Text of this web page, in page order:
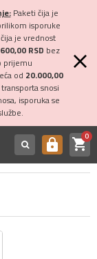
Paketi čija je
isporuke
je vrednost
600,00 RSD bez
prijemu
od 20.000,00
snosi
isporuka se
https shopping_cart0